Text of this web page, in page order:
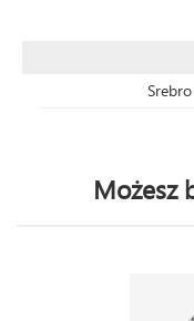
Możesz